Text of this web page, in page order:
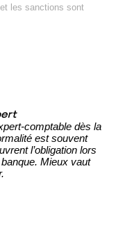
les sanctions sont
comptable dès la
est souvent
l’obligation lors
banque. Mieux vaut